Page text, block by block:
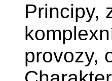
Principy,
provozy,